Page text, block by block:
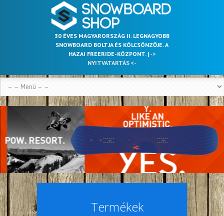
30 ÉVES MAGYARORSZÁG II. LEGNAGYOBB
SNOWBOARD BOLTJA ÉS KÖLCSÖNZŐJE. A
HAZAI FREERIDE-KÖZPONT. | ->
NYITVATARTÁS <-
Termékek